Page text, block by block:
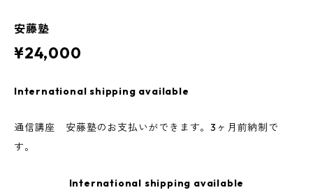
安藤塾
¥24,000
International shipping available
通信講座 安藤塾のお支払いができます。3ヶ月前納制で
す。
International shipping available